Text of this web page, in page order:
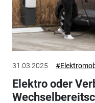
31.03.2025
Elektro oder